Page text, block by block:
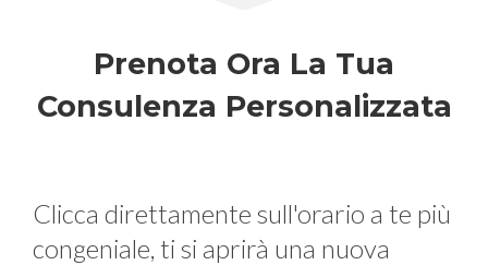
Prenota Ora La Tua
Consulenza Personalizzata
Clicca direttamente sull'orario a te più
congeniale, ti si aprirà una nuova